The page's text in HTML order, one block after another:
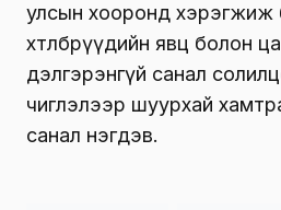
улсын хооронд хэрэгжиж
хөтөлбөрүүдийн явц болон
дэлгэрэнгүй санал
чиглэлээр шуурхай
санал нэгдэв.